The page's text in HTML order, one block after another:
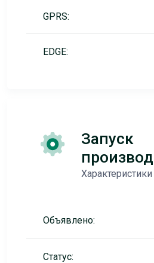
GPRS:
EDGE:
Запуск
Характеристики
Объявлено:
Статус: